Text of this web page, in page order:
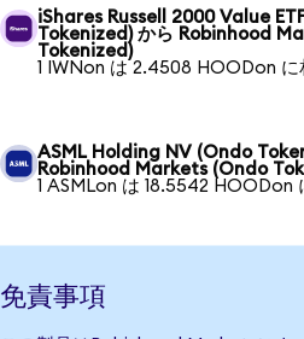
iShares Russell 2000 Value
Tokenized) から Robinhood
Tokenized)
1 IWNon は 2.4508 HOODon に
ASML Holding NV (Ondo
Robinhood Markets (Ondo
1 ASMLon は 18.5542 HOODon
免責事項